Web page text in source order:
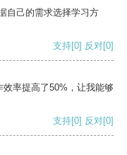
自己的需求选择学习方
支持[0] 反对[0]
率提高了50%，让我能够
支持[0] 反对[0]